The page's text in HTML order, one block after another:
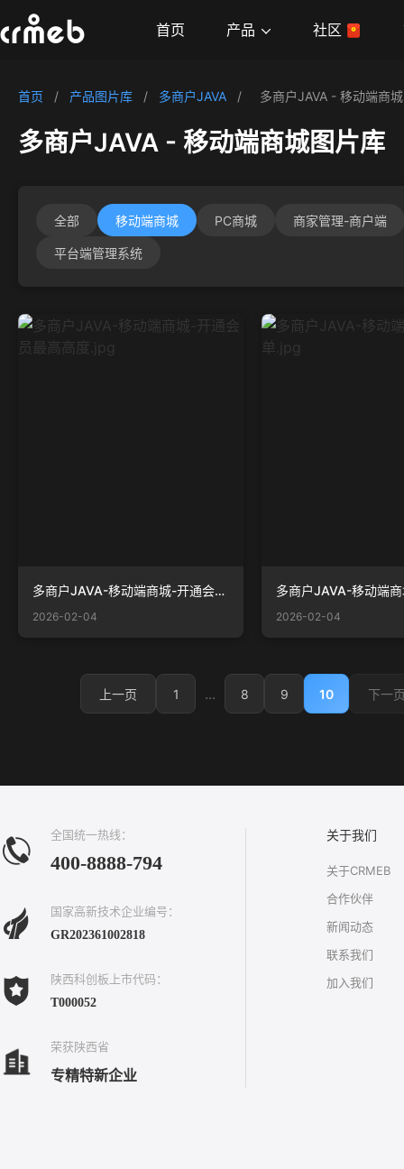
首页 产品 社区
首页 / 产品图片库 / 多商户JAVA / 多商户JAVA - 移动端商城
多商户JAVA - 移动端商城图片库
全部 移动端商城 PC商城 商家管理-商户端
平台端管理系统
多商户JAVA-移动端商城-开通会员最高高度.jpg
2026-02-04 2026-02-04
上一页 1 ... 8 9 10 下一
全国统一热线：
400-8888-794
国家高新技术企业编号：
GR202361002818
陕西科创板上市代码：
T000052
荣获陕西省
专精特新企业
关于我们
关于CRMEB
合作伙伴
新闻动态
联系我们
加入我们